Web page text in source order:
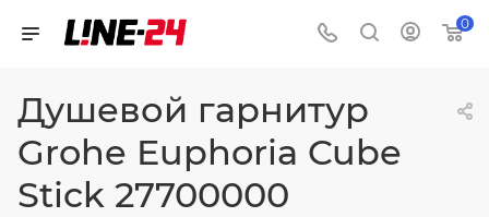
0
Душевой гарнитур
Grohe Euphoria Cube
Stick 27700000